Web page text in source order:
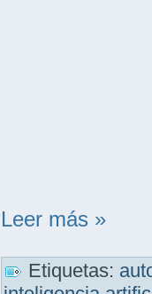
Leer más »
Etiquetas: